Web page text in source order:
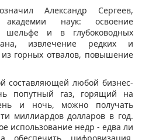
Александр Сергеев,
академии наук: освоение
шельфе и в глубоководных
извлечение редких и
горных отвалов, повышение
составляющей любой бизнес-
попутный газ, горящий на
и ночь, можно получать
миллиардов долларов в год.
использование недр - едва ли